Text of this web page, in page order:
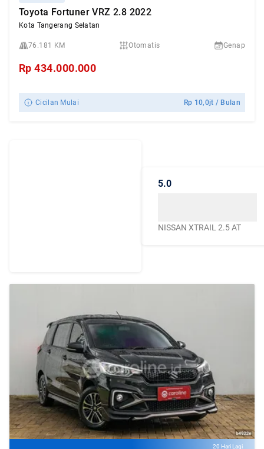
Toyota Fortuner VRZ 2.8 2022
Kota Tangerang Selatan
76.181 KM Otomatis Genap
Rp434.000.000
Cicilan Mulai Rp 10,0jt / Bulan
5.0
NISSAN XTRAIL 2.5 AT
20 Hari Lagi